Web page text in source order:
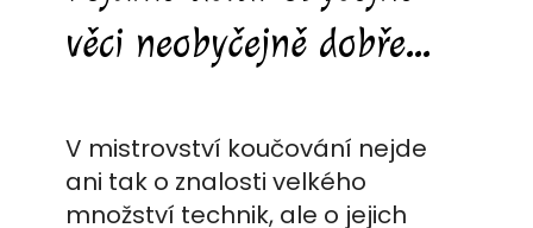
věci neobyčejně dobře...
V mistrovství koučování nejde
ani tak o znalosti velkého
množství technik, ale o jejich